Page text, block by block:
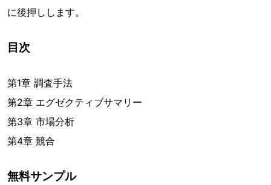
に後押しします。
目次
第1章 調査手法
第2章 エグゼクティブサマリー
第3章 市場分析
第4章 競合
無料サンプル